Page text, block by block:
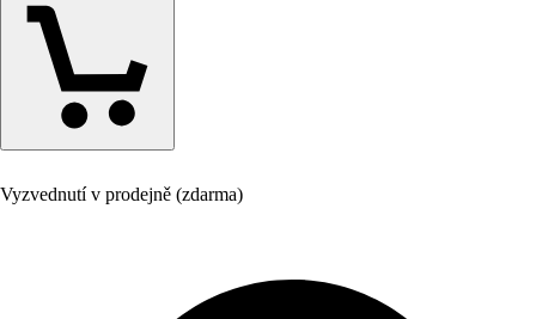
Vyzvednutí v prodejně (zdarma)